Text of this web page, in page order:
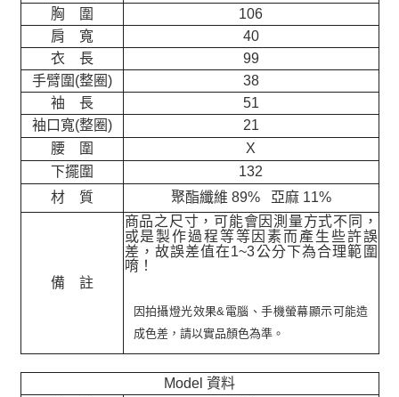
胸 圍
106
肩 寬
40
衣 長
99
手臂圍(整圈)
38
袖 長
51
袖口寬(整圈)
21
腰 圍
X
下擺圍
132
材 質
聚酯纖維 89% 亞麻 11%
備 註
商品之尺寸，可能會因測量方式不同，
或是製作過程等等因素而產生些許誤
差，故誤差值在1~3公分下為合理範圍
唷！
因拍攝燈光效果&電腦、手機螢幕顯示可能造
成色差，請以實品顏色為準。
Model 資料